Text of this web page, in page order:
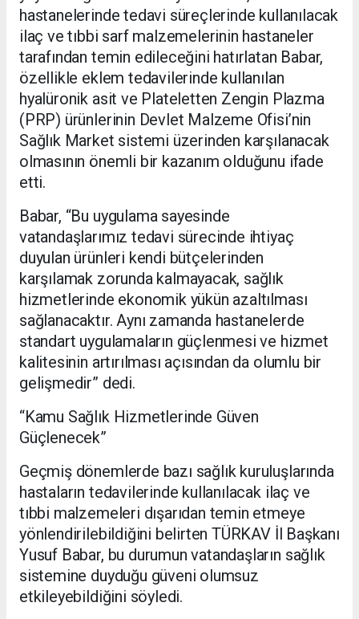
hastanelerinde tedavi süreçlerinde kullanılacak
ilaç ve tıbbi sarf malzemelerinin hastaneler
tarafından temin edileceğini hatırlatan Babar,
özellikle eklem tedavilerinde kullanılan
hyalüronik asit ve Plateletten Zengin Plazma
(PRP) ürünlerinin Devlet Malzeme Ofisi’nin
Sağlık Market sistemi üzerinden karşılanacak
olmasının önemli bir kazanım olduğunu ifade
etti.
Babar, “Bu uygulama sayesinde
vatandaşlarımız tedavi sürecinde ihtiyaç
duyulan ürünleri kendi bütçelerinden
karşılamak zorunda kalmayacak, sağlık
hizmetlerinde ekonomik yükün azaltılması
sağlanacaktır. Aynı zamanda hastanelerde
standart uygulamaların güçlenmesi ve hizmet
kalitesinin artırılması açısından da olumlu bir
gelişmedir” dedi.
“Kamu Sağlık Hizmetlerinde Güven
Güçlenecek”
Geçmiş dönemlerde bazı sağlık kuruluşlarında
hastaların tedavilerinde kullanılacak ilaç ve
tıbbi malzemeleri dışarıdan temin etmeye
yönlendirilebildiğini belirten TÜRKAV İl Başkanı
Yusuf Babar, bu durumun vatandaşların sağlık
sistemine duyduğu güveni olumsuz
etkileyebildiğini söyledi.